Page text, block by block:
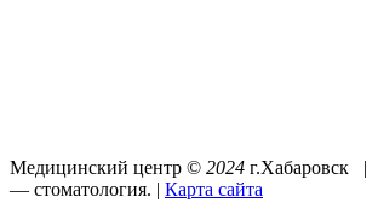
Медицинский центр © 2024 г.Хабаровск |
— стоматология. | Карта сайта